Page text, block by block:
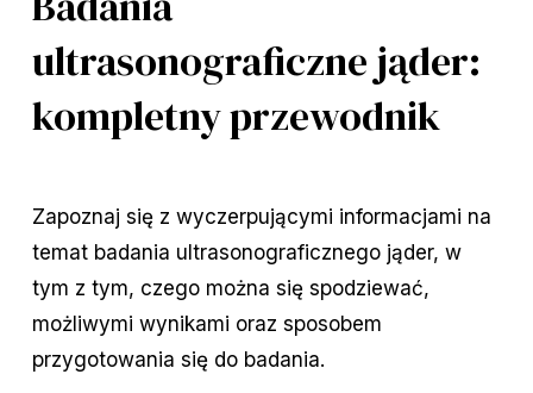
ultrasonograficzne jąder:
kompletny przewodnik
Zapoznaj się z wyczerpującymi informacjami na
temat badania ultrasonograficznego jąder, w
tym z tym, czego można się spodziewać,
możliwymi wynikami oraz sposobem
przygotowania się do badania.